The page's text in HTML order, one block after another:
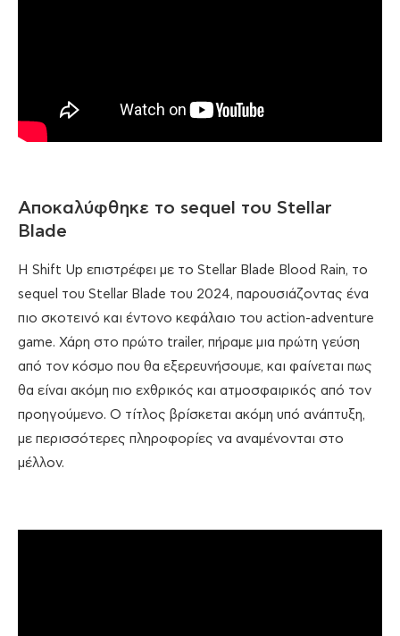
Αποκαλύφθηκε το sequel του Stellar
Blade
Η Shift Up επιστρέφει με το Stellar Blade Blood Rain, το
sequel του Stellar Blade του 2024, παρουσιάζοντας ένα
πιο σκοτεινό και έντονο κεφάλαιο του action-adventure
game. Χάρη στο πρώτο trailer, πήραμε μια πρώτη γεύση
από τον κόσμο που θα εξερευνήσουμε, και φαίνεται πως
θα είναι ακόμη πιο εχθρικός και ατμοσφαιρικός από τον
προηγούμενο. Ο τίτλος βρίσκεται ακόμη υπό ανάπτυξη,
με περισσότερες πληροφορίες να αναμένονται στο
μέλλον.